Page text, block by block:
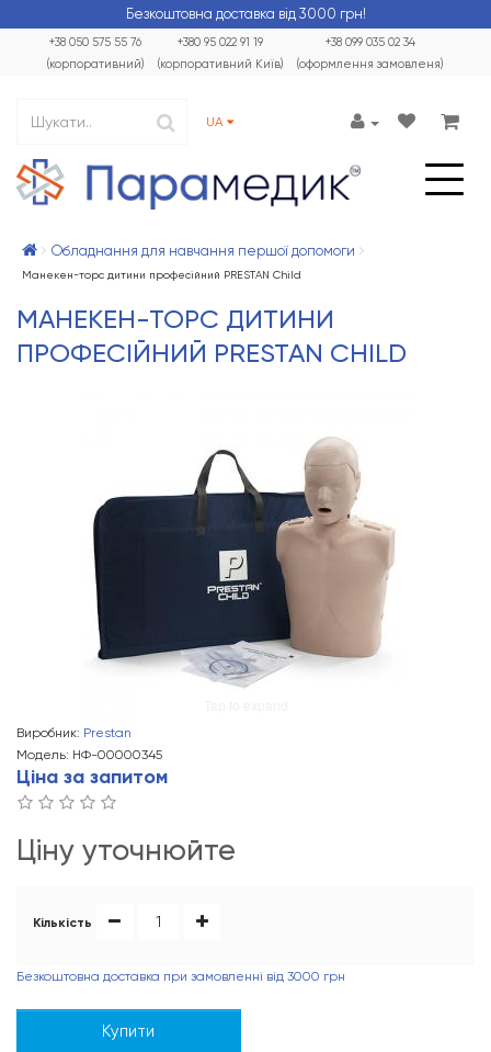
Безкоштовна доставка від 3000 грн!
+38 099 035 02 34
(оформлення замовленя)
+38 050 575 55 76
(корпоративний)
+380 95 022 91 19
(корпоративний Київ)
UA
Обладнання для навчання першої допомоги
Манекен-торс дитини професійний PRESTAN Child
МАНЕКЕН-ТОРС ДИТИНИ
ПРОФЕСІЙНИЙ PRESTAN CHILD
Виробник: Prestan
Модель: НФ-00000345
Ціна за запитом
Ціну уточнюйте
Кількість
Безкоштовна доставка при замовленні від 3000 грн
Купити